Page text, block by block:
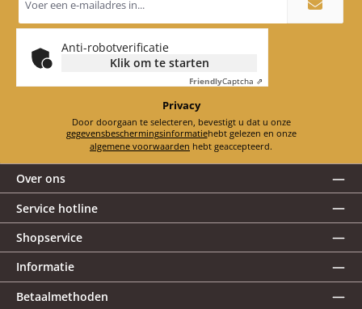
mailadres
Anti-robotverificatie
Klik om te starten
FriendlyCaptcha ⇗
Privacy
Door doorgaan te selecteren, bevestigt u dat u onze
gegevensbeschermingsinformatie
hebt gelezen en onze
algemene voorwaarden hebt geaccepteerd.
Over ons
Service hotline
Shopservice
Informatie
Betaalmethoden